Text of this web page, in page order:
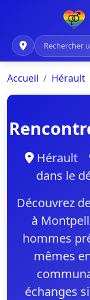
Accueil Hérault
Hérault
dans le
Découvrez
à
hommes
mêmes
échanges